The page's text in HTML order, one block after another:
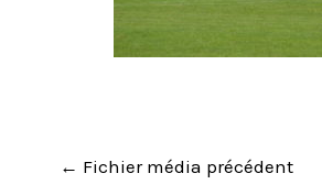
← Fichier média précédent